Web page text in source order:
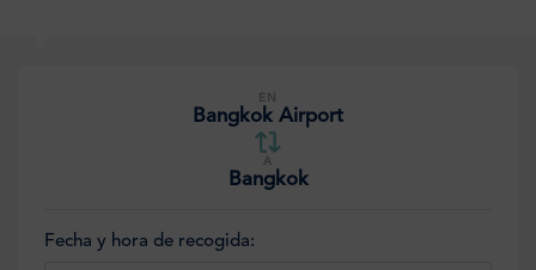
EN
Bangkok Airport
A
Bangkok
Fecha y hora de recogida: